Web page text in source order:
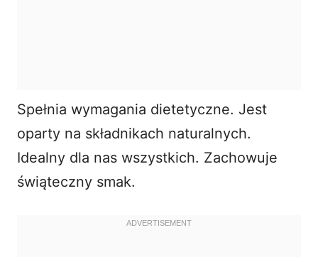
Spełnia wymagania dietetyczne. Jest
oparty na składnikach naturalnych.
Idealny dla nas wszystkich. Zachowuje
świąteczny smak.